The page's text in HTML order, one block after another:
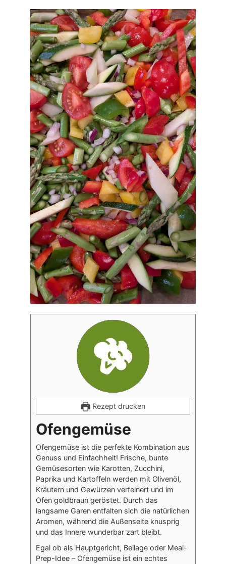
Rezept drucken
Ofengemüse
Ofengemüse ist die perfekte Kombination aus
Genuss und Einfachheit! Frische, bunte
Gemüsesorten wie Karotten, Zucchini,
Paprika und Kartoffeln werden mit Olivenöl,
Kräutern und Gewürzen verfeinert und im
Ofen goldbraun geröstet. Durch das
langsame Garen entfalten sich die natürlichen
Aromen, während die Außenseite knusprig
und das Innere wunderbar zart bleibt.
Egal ob als Hauptgericht, Beilage oder Meal-
Prep-Idee – Ofengemüse ist ein echtes